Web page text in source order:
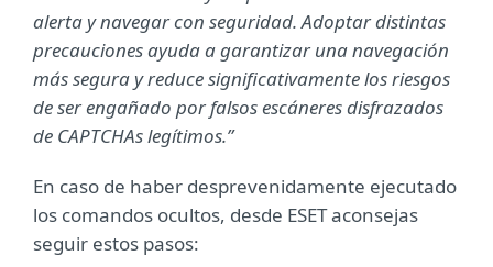
alerta y navegar con seguridad. Adoptar distintas
precauciones ayuda a garantizar una navegación
más segura y reduce significativamente los riesgos
de ser engañado por falsos escáneres disfrazados
de CAPTCHAs legítimos.”
En caso de haber desprevenidamente ejecutado
los comandos ocultos, desde ESET aconsejas
seguir estos pasos: